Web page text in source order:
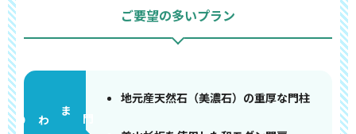
ご要望の多いプラン
門まわり
地元産天然石（美濃石）の重厚な門柱